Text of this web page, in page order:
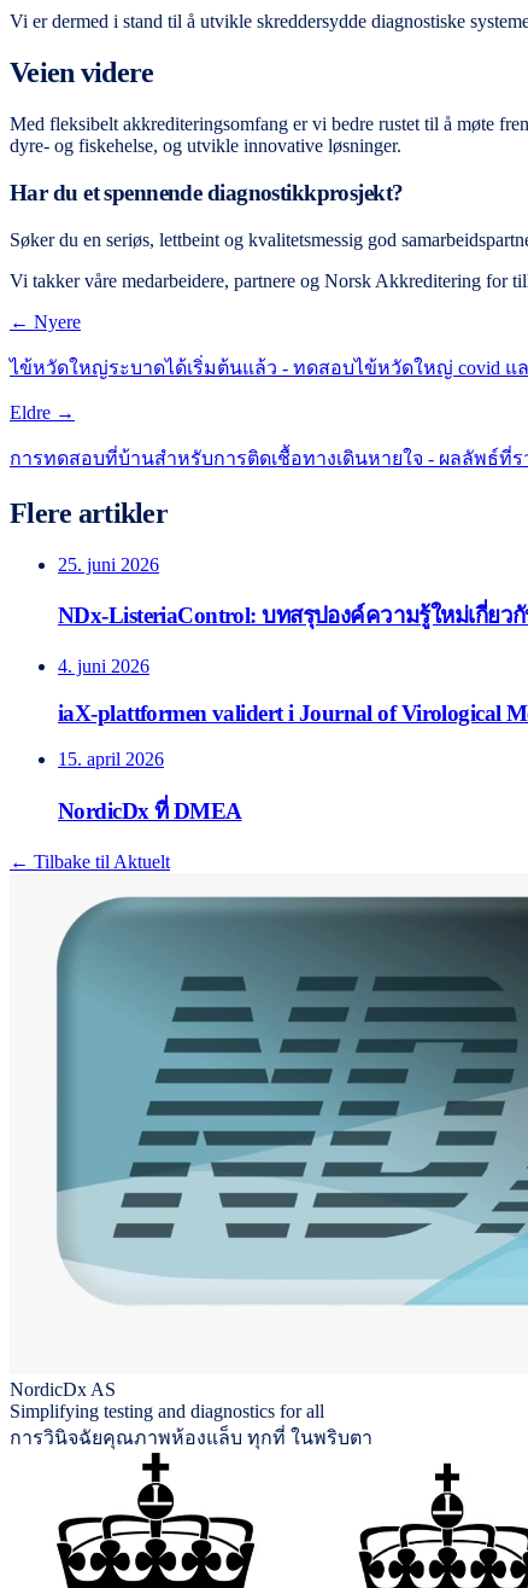
Vi er dermed i stand til å utvikle skreddersydde diagnostiske
Veien videre
Med fleksibelt akkrediteringsomfang er vi bedre rustet til å møte
dyre- og fiskehelse, og utvikle innovative løsninger.
Har du et spennende diagnostikkprosjekt?
Søker du en seriøs, lettbeint og kvalitetsmessig god
Vi takker våre medarbeidere, partnere og Norsk Akkreditering for
← Nyere
ไข้หวัดใหญ่ระบาดได้เริ่มต้นแล้ว - ทดสอบไข้หวัดใหญ่ covid แ
Eldre →
การทดสอบที่บ้านสำหรับการติดเชื้อทางเดินหายใจ - ผลลัพธ์ที่ร
Flere artikler
25. juni 2026
NDx-ListeriaControl: บทสรุปองค์ความรู้ใหม่เกี่ยว
4. juni 2026
iaX-plattformen validert i Journal of Virological
15. april 2026
NordicDx ที่ DMEA
← Tilbake til Aktuelt
NordicDx AS
Simplifying testing and diagnostics for all
การวินิจฉัยคุณภาพห้องแล็บ ทุกที่ ในพริบตา